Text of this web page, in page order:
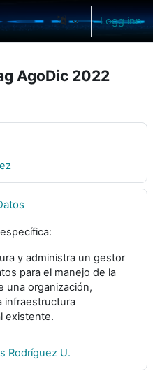
Logg inn
AgoDic 2022
y administra un gestor
para el manejo de la
una organización,
infraestructura
existente.
Rodríguez U.